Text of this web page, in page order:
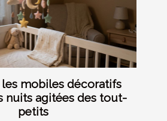
mobiles décoratifs
nuits agitées des tout-
petits